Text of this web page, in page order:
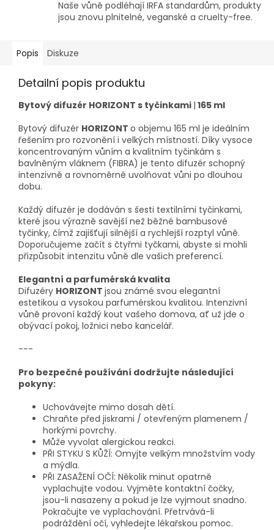
Naše vůně podléhají IRFA standardům, produkty
jsou znovu plnitelné, veganské a cruelty-free.
Popis Diskuze
Detailní popis produktu
Bytový difuzér HORIZONT s tyčinkami | 165 ml
Bytový difuzér HORIZONT o objemu 165 ml je ideálním
řešením pro rozvonění i velkých místností. Díky vysoce
koncentrovaným vůním a kvalitním tyčinkám s
bavlněným vláknem (FIBRA) je tento difuzér schopný
intenzivně a rovnoměrně uvolňovat vůni po dlouhou
dobu.
Každý difuzér je dodáván s šesti textilními tyčinkami,
které jsou výrazně savější než běžné bambusové
tyčinky, čímž zajišťují silnější a rychlejší rozptyl vůně.
Doporučujeme začít s čtyřmi tyčkami, abyste si mohli
přizpůsobit intenzitu vůně dle vašich preferencí.
Elegantní a parfumérská kvalita
Difuzéry HORIZONT jsou známé svou elegantní
estetikou a vysokou parfumérskou kvalitou. Intenzivní
vůně provoní každý kout vašeho domova, ať už jde o
obývací pokoj, ložnici nebo kancelář.
---
Pro bezpečné používání dodržujte následující
pokyny:
Uchovávejte mimo dosah dětí.
Chraňte před jiskrami / otevřeným plamenem /
horkými povrchy.
Může vyvolat alergickou reakci.
PŘI STYKU S KŮŽÍ: Omyjte velkým množstvím vody
a mýdla.
PŘI ZASAŽENÍ OČÍ: Několik minut opatrně
vyplachujte vodou. Vyjměte kontaktní čočky,
jsou-li nasazeny a pokud je lze vyjmout snadno.
Pokračujte ve vyplachování. Přetrvává-li
podráždění očí, vyhledejte lékařskou pomoc.